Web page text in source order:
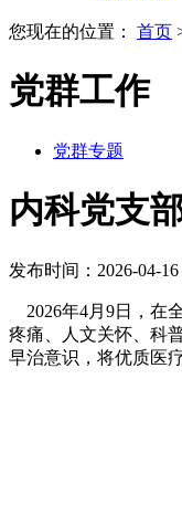
您现在的位置： 首页
党群工作
党群专题
内科党支
发布时间：2026-04-16
2026年4月9日，在
疼痛、人文关怀、科
早治意识，将优质医